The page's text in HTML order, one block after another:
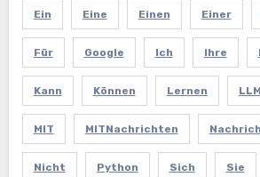
Ein Eine Einen Einer
Für Google Ich Ihre
Kann Können Lernen
MIT MITNachrichten
Nicht Python Sich Sie